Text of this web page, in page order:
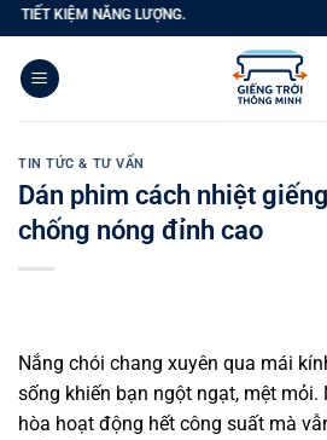
Bỏ
qua
nội
dung
NĂNG LƯỢNG.
TIN TỨC & TƯ VẤN
Dán phim cách nhiệt
chống nóng đỉnh cao
Nắng chói chang xuyên qua mái
sống khiến bạn ngột ngạt, mệt mỏi.
hòa hoạt động hết công suất mà